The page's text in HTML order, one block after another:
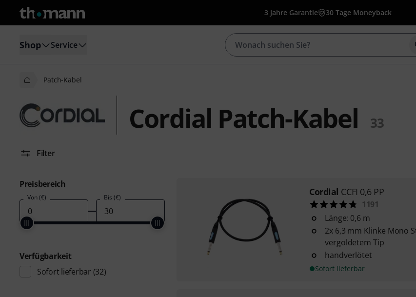
3 Jahre Garantie 30 Tage Moneyback
Shop Service
Patch-Kabel
Cordial Patch-Kabel 33
Filter
Preisbereich
Von (€) Bis (€)
Verfügbarkeit
Sofort lieferbar (32)
Cordial CCFI 0,6 PP
1191
Länge: 0,6 m
2x 6,3 mm Klinke Mono
vergoldetem Tip
handverlötet
Sofort lieferbar